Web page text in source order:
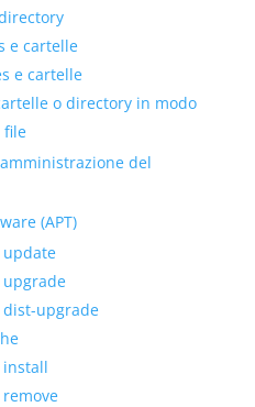
e cartelle
e cartelle
o directory in modo
file
del
(APT)
upgrade